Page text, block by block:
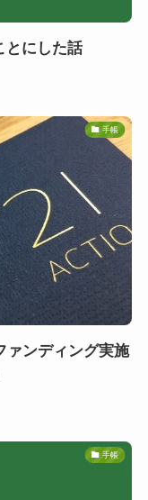
とにした話
手帳
ァンディング実施
手帳